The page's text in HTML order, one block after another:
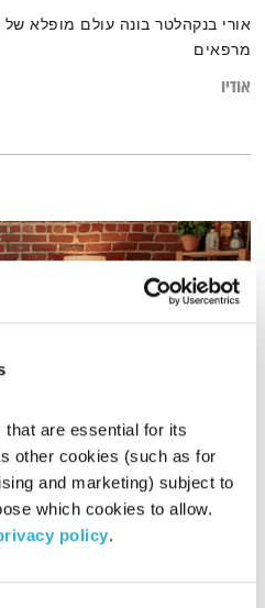
are essential for its
other cookies (such as for
and marketing) subject to
which cookies to allow.
policy.
אורי בנקהלטר בונה עולם מופלא של
מרפאים
אודיו
מנועים קדימה – 21.2.22
מנועים קדימה
גלית גורא-עיני